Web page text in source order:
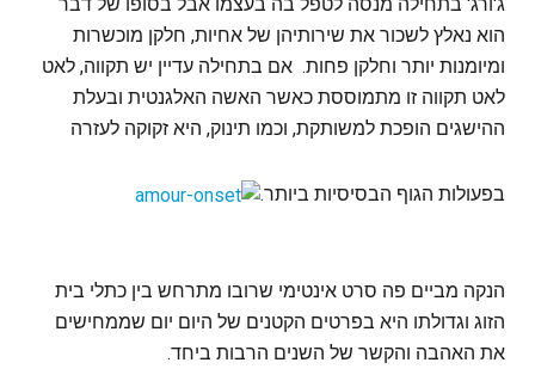
הוא נאלץ לשכור את שירותיהן של אחיות, חלקן מוכשרות
ומיומנות יותר וחלקן פחות. אם בתחילה עדיין יש תקווה, לאט
לאט תקווה זו מתמוססת כאשר האשה האלגנטית ובעלת
ההישגים הופכת למשותקת, וכמו תינוק, היא זקוקה לעזרה
בפעולות הגוף הבסיסיות ביותר.
הנקה מביים פה סרט אינטימי שרובו מתרחש בין כתלי בית
הזוג וגדולתו היא בפרטים הקטנים של היום יום שממחישים
את האהבה והקשר של השנים הרבות ביחד.